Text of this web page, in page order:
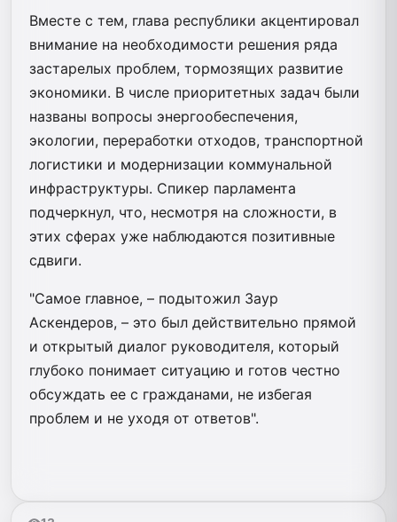
Вместе с тем, глава республики акцентировал
внимание на необходимости решения ряда
застарелых проблем, тормозящих развитие
экономики. В числе приоритетных задач были
названы вопросы энергообеспечения,
экологии, переработки отходов, транспортной
логистики и модернизации коммунальной
инфраструктуры. Спикер парламента
подчеркнул, что, несмотря на сложности, в
этих сферах уже наблюдаются позитивные
сдвиги.
"Самое главное, – подытожил Заур
Аскендеров, – это был действительно прямой
и открытый диалог руководителя, который
глубоко понимает ситуацию и готов честно
обсуждать ее с гражданами, не избегая
проблем и не уходя от ответов".